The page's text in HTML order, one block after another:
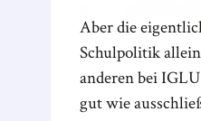
Aber die
Schulpolitik
anderen bei
gut wie